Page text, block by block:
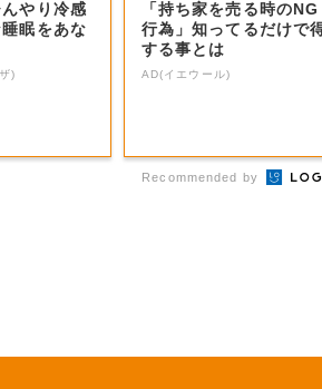
んやり冷感
眠をあな
)
「持ち家を売る時のNG
行為」知ってるだけで
する事とは
AD(イエウール)
Recommended by